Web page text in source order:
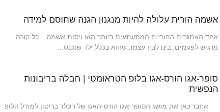
אשמה הורית עלולה להיות מנגנון הגנה שחוסם למידה
אחד האתגרים ההוריים המתעתעים ביותר הוא ויסות אשמה. כל הורה
מרגיש לפעמים, בינו לבין עצמו, שהוא בכלל ילד שנכנס…
סופר-אגו הורס-אגו בלופ הטראומטי | חבלה בריבונות
הנפשית
אחבר כאן את מושג הסופר-אגו הורס-האגו של רונלד בריטון למודל הלופ